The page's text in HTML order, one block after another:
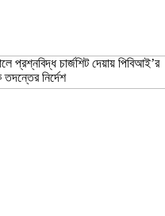
প্রশ্নবিদ্ধ চার্জশিট দেয়ায় পিবিআই’র
নির্দেশ